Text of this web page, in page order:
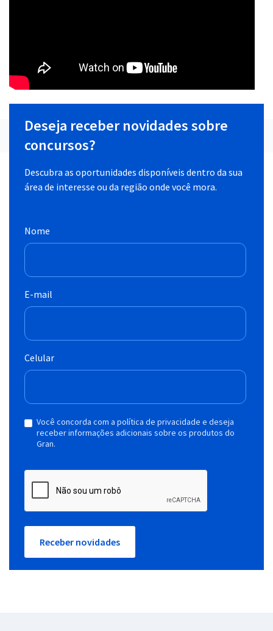
Deseja receber novidades sobre
concursos?
Descubra as oportunidades disponíveis dentro da sua
área de interesse ou da região onde você mora.
Nome
E-mail
Celular
Você concorda com a política de privacidade e deseja
receber informações adicionais sobre os produtos do
Gran.
Receber novidades